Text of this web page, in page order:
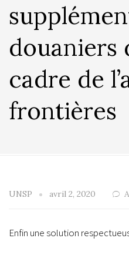
douaniers
cadre de
frontières
UNSP avril 2, 2020
Enfin une solution